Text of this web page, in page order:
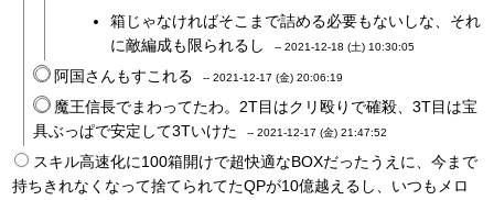
箱じゃなければそこまで詰める必要もないしな、それ
に敵編成も限られるし
-- 2021-12-18 (土) 10:30:05
阿国さんもすこれる -- 2021-12-17 (金) 20:06:19
魔王信長でまわってたわ。2T目はクリ殴りで確殺、3T目は宝
具ぶっぱで安定して3Tいけた
-- 2021-12-17 (金) 21:47:52
スキル高速化に100箱開けで超快適なBOXだったうえに、今まで
持ちきれなくなって捨てられてたQPが10億越えるし、いつもメロ